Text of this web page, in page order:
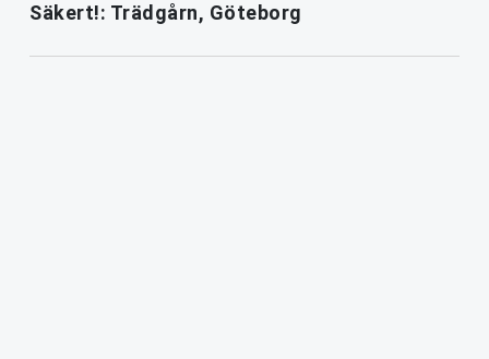
Säkert!: Trädgårn, Göteborg